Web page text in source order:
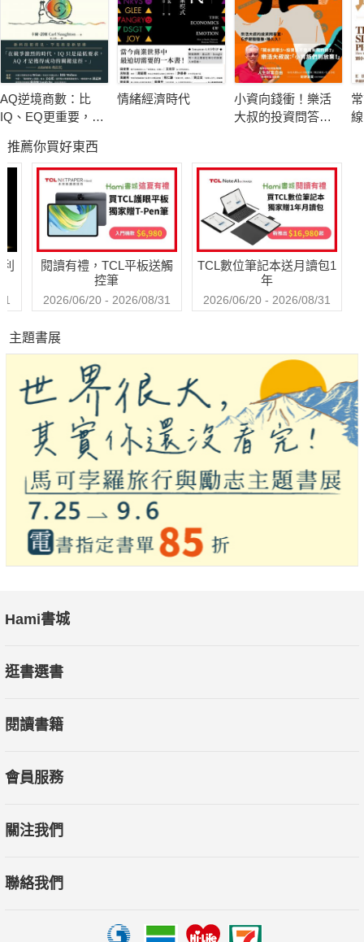
AQ逆境商數：比
IQ、EQ更重要，讓
應變力【附AQ測試
量表，從情緒、行
動、思想三層面清
晰掌握你的AQ與優
情緒經濟時代
小資向錢衝！樂活
大叔的投資問答
推薦你買好東西
閱讀有禮，TCL平板送觸
控筆
2026/06/20 - 2026/08/31
TCL數位筆記本送月讀包1
年
2026/06/20 - 2026/08/31
主題書展
Hami書城
逛書選書
閱讀書籍
會員服務
關注我們
聯絡我們